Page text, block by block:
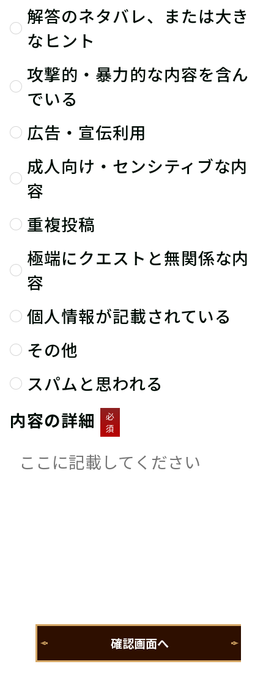
解答のネタバレ、または大き
なヒント
攻撃的・暴力的な内容を含ん
でいる
広告・宣伝利用
成人向け・センシティブな内
容
重複投稿
極端にクエストと無関係な内
容
個人情報が記載されている
その他
スパムと思われる
内容の詳細
必
須